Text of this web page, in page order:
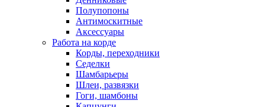
Полупопоны
Антимоскитные
Аксессуары
Работа на корде
Корды, переходники
Седелки
Шамбарьеры
Шлеи, развязки
Гоги, шамбоны